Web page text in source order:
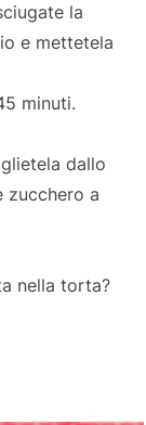
la
e mettetela
minuti.
dallo
zucchero a
nella torta?